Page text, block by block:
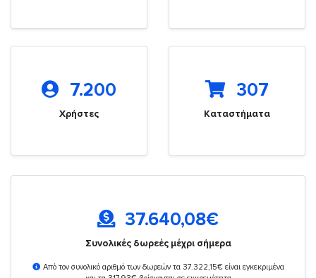
7.200
Χρήστες
307
Καταστήματα
37.640,08€
Συνολικές δωρεές μέχρι σήμερα
Από τον συνολικό αριθμό των δωρεών τα 37.322,15€ είναι εγκεκριμένα